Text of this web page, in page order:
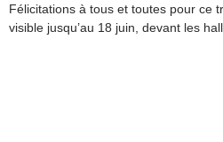
Félicitations à tous et toutes pour ce
visible jusqu’au 18 juin, devant les